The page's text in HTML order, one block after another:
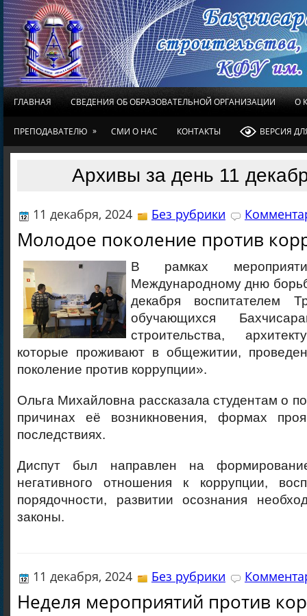
ГЛАВНАЯ СВЕДЕНИЯ ОБ ОБРАЗОВАТЕЛЬНОЙ ОРГАНИЗАЦИИ О
ПРЕПОДАВАТЕЛЮ » СМИ О НАС КОНТАКТЫ ВЕРСИЯ
Архивы за день 11
11 декабря, 2024 Без рубрики
Молодое поколение против
В рамках
Международному дню
декабря воспитателем
обучающихся
строительства,
которые проживают в общежитии,
поколение против коррупции».
Ольга Михайловна рассказала студентам о
причинах её возникновения, формах
последствиях.
Диспут был направлен на
негативного отношения к коррупции,
порядочности, развитии осознания
законы.
11 декабря, 2024 Без рубрики
Неделя мероприятий против